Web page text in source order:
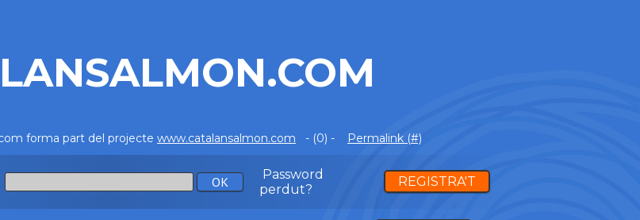
forma part del projecte www.catalansalmon.com - (0) - Permalink (#)
Password
perdut?
REGISTRA'T